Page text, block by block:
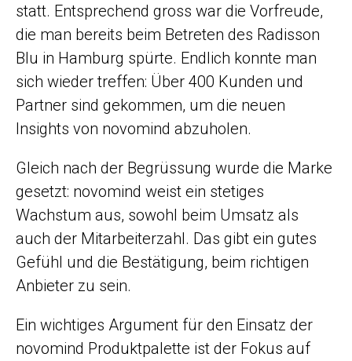
statt. Entsprechend gross war die Vorfreude,
die man bereits beim Betreten des Radisson
Blu in Hamburg spürte. Endlich konnte man
sich wieder treffen: Über 400 Kunden und
Partner sind gekommen, um die neuen
Insights von novomind abzuholen.
Gleich nach der Begrüssung wurde die Marke
gesetzt: novomind weist ein stetiges
Wachstum aus, sowohl beim Umsatz als
auch der Mitarbeiterzahl. Das gibt ein gutes
Gefühl und die Bestätigung, beim richtigen
Anbieter zu sein.
Ein wichtiges Argument für den Einsatz der
novomind Produktpalette ist der Fokus auf